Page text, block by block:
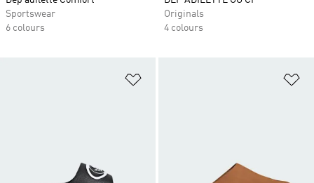
Sportswear
6 colours
Originals
4 colours